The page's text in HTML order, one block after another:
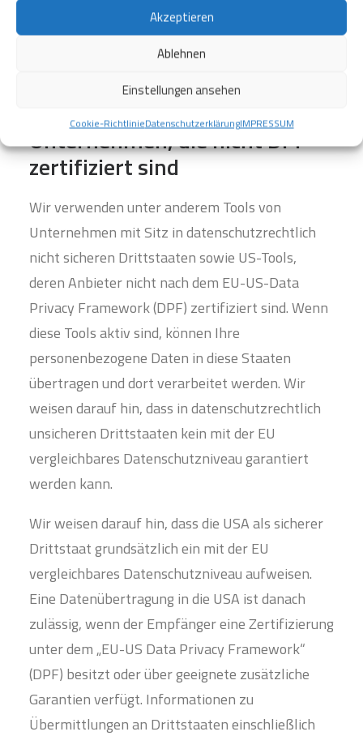
Akzeptieren
Ablehnen
Einstellungen ansehen
Cookie-RichtlinieDatenschutzerklärungIMPRESSUM
Hinweis zur Datenweitergabe
in datenschutzrechtlich nicht
sichere Drittstaaten sowie die
Weitergabe an US-
Unternehmen, die nicht DPF-
zertifiziert sind
Wir verwenden unter anderem Tools von
Unternehmen mit Sitz in datenschutzrechtlich
nicht sicheren Drittstaaten sowie US-Tools,
deren Anbieter nicht nach dem EU-US-Data
Privacy Framework (DPF) zertifiziert sind. Wenn
diese Tools aktiv sind, können Ihre
personenbezogene Daten in diese Staaten
übertragen und dort verarbeitet werden. Wir
weisen darauf hin, dass in datenschutzrechtlich
unsicheren Drittstaaten kein mit der EU
vergleichbares Datenschutzniveau garantiert
werden kann.
Wir weisen darauf hin, dass die USA als sicherer
Drittstaat grundsätzlich ein mit der EU
vergleichbares Datenschutzniveau aufweisen.
Eine Datenübertragung in die USA ist danach
zulässig, wenn der Empfänger eine Zertifizierung
unter dem „EU-US Data Privacy Framework“
(DPF) besitzt oder über geeignete zusätzliche
Garantien verfügt. Informationen zu
Übermittlungen an Drittstaaten einschließlich